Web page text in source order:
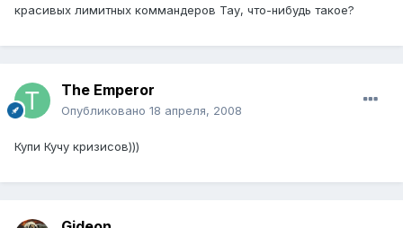
красивых лимитных коммандеров Тау, что-нибудь такое?
The Emperor
Опубликовано 18 апреля, 2008
Купи Кучу кризисов)))